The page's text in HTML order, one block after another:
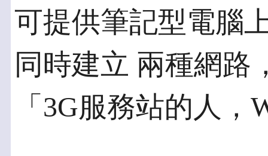
可提供筆記型電腦
同時建立 兩種網路
「3G服務站的人